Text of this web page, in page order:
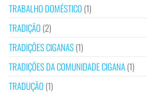
TRABALHO DOMÉSTICO (1)
TRADIÇÃO (2)
TRADIÇÕES CIGANAS(1)
TRADIÇÕES DA COMUNIDADE CIGANA(1)
TRADUÇÃO (1)